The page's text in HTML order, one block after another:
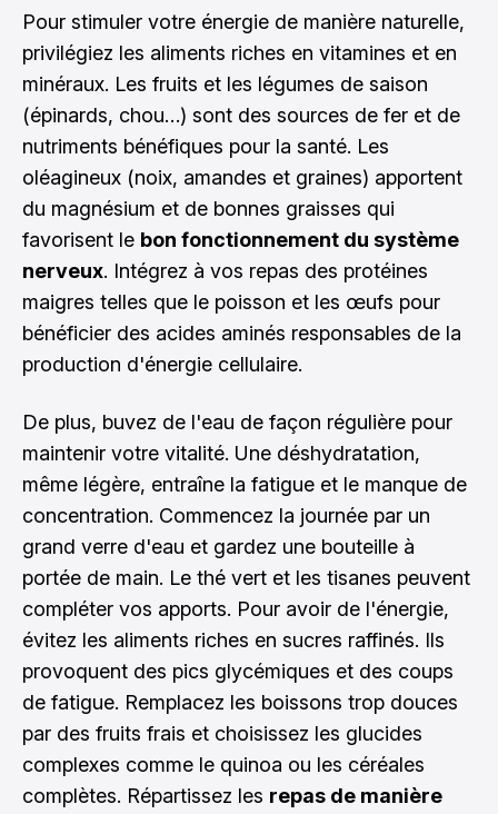
Pour stimuler votre énergie de manière naturelle,
privilégiez les aliments riches en vitamines et en
minéraux. Les fruits et les légumes de saison
(épinards, chou…) sont des sources de fer et de
nutriments bénéfiques pour la santé. Les
oléagineux (noix, amandes et graines) apportent
du magnésium et de bonnes graisses qui
favorisent le bon fonctionnement du système
nerveux. Intégrez à vos repas des protéines
maigres telles que le poisson et les œufs pour
bénéficier des acides aminés responsables de la
production d'énergie cellulaire.
De plus, buvez de l'eau de façon régulière pour
maintenir votre vitalité. Une déshydratation,
même légère, entraîne la fatigue et le manque de
concentration. Commencez la journée par un
grand verre d'eau et gardez une bouteille à
portée de main. Le thé vert et les tisanes peuvent
compléter vos apports. Pour avoir de l'énergie,
évitez les aliments riches en sucres raffinés. Ils
provoquent des pics glycémiques et des coups
de fatigue. Remplacez les boissons trop douces
par des fruits frais et choisissez les glucides
complexes comme le quinoa ou les céréales
complètes. Répartissez les repas de manière